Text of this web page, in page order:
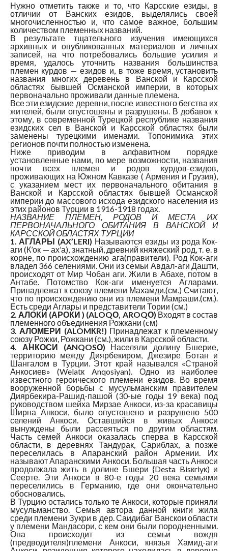
Нужно отметить также и то, что Карсские езиды, в
отличии от Ванских езидов, выделялись своей
многочисленностью и, что самое важное, большим
количеством племенных названий.
В результате тщательного изучения имеющихся
архивных и опубликованных материалов и личных
записей, на что потребовались большие усилия и
время, удалось уточнить названия большинства
племен курдов — езидов и, в тоже время, установить
названия многих деревень в Ванской и Карсской
областях бывшей Османской империи, в которых
первоначально проживали данные племена.
Все эти езидские деревни, после известного бегства их
жителей, были опустошены и разрушены. В добавок к
этому, в современной Турецкой республике названия
езидских сел в Ванской и Карсской областях были
заменены турецкими именами. Топонимика этих
регионов почти полностью изменена.
Ниже приводим в алфавитном порядке
установленные нами, по мере возможности, названия
почти всех племен и родов курдов-езидов,
проживающих на Южном Кавказе ( Армения и Грузия),
с указанием мест их первоначального обитания в
Ванской и Карсской областях бывшей Османской
империи до массового исхода езидского населения из
этих районов Турции в 1916-1918 годах.
НАЗВАНИЕ ПЛЕМЕН, РОДОВ И МЕСТА ИХ
ПЕРВОНАЧАЛЬНОГО ОБИТАНИЯ В ВАНСКОЙ И
КАРССКОЙ ОБЛАСТЯХ ТУРЦИИ
1. АГЛАРЫ (AX’LERI) Называются езиды из рода Кок-
аги (К’ок — ах’а), знатный, древний княжеский род, т. е. в
корне, по происхождению ага(правители). Род Кок-аги
владел 366 селениями. Они из семьи Авдал-аги Дашти,
происходят от Мир Чобан аги. Жили в Абахе, потом в
Антабе. Потомство Кок-аги именуется Агларами.
Принадлежат к союзу племени Махамди.(см.) Считают,
что по происхождению они из племени Мамраши.(см.).
Есть среди Аглары и представители Тории (см.)
2. АЛОКИ (АРОКИ ) (ALOQО, AROQО)Входят в состав
племенного объединения Рожкани (cм)
3. АЛОМЕРИ (ALOMКR!) Принадлежат к племенному
союзу Рожки, Рожкани (см.), жили в Карсской области.
4. АНКОСИ (ANQOSО) Населяли долину Бшерие,
территорию между Диярбекиром, Джезире Ботан и
Шангалом в Турции. Этот край назывался «Страной
Анкосиев» (Welatк Anqosiyan). Одно из наиболее
известного героического племени езидов. Во время
вооруженной борьбы с мусульманским правителем
Диярбекира-Рашид-пашой (30-ые годы 19 века) под
руководством шейха Мирзае Анкоси, из-за красавицы
Ширна Анкоси, было опустошено и разрушено 500
селений Анкоси. Оставшийся в живых Анкоси
вынуждены были рассеяться по другим областям.
Часть семей Анкоси оказалась сперва в Карсской
области, в деревнях Тандурак, Сариблах, а позже
переселилась в Апаранский район Армении. Их
называют Апаранскими Анкоси. Большая часть Анкоси
продолжала жить в долине Бшери {Desta Bisкriyк) и
Сеерте. Эти Анкоси в 80-е годы 20 века семьями
переселились в Германию, где они окончательно
обосновались.
В Турцию остались только те Анкоси, которые приняли
мусульманство. Семья автора данной книги жила
среди племени Зукри в дер. Саидибаг Ванскои области
у племени Мандасори, с кем они были породненными.
Она происходит из семьи вождя
(предводителя)племени Анкоси, князья Хамид-аги